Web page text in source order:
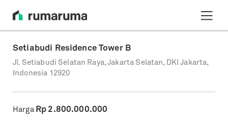
Setiabudi Residence Tower B
Jl. Setiabudi Selatan Raya, Jakarta Selatan, DKI Jakarta,
Indonesia 12920
Harga Rp 2.800.000.000